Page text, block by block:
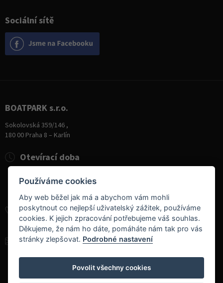
Sociální sítě
BOATPARK s.r.o.
Sokolovská 359/146 ,
180 00 Praha 8 – Karlín
+420 284 826 787
+420 604 728 042
info@boatpark.cz
Otevírací doba
Úterý - Pátek
10:00 - 19:00
Sobota
9:00 - 14:00
Používáme cookies
Aby web běžel jak má a abychom vám mohli
poskytnout co nejlepší uživatelský zážitek, používáme
cookies. K jejich zpracování potřebujeme váš souhlas.
Děkujeme, že nám ho dáte, pomáháte nám tak pro vás
stránky zlepšovat. Podrobné nastavení
Povolit všechny cookies